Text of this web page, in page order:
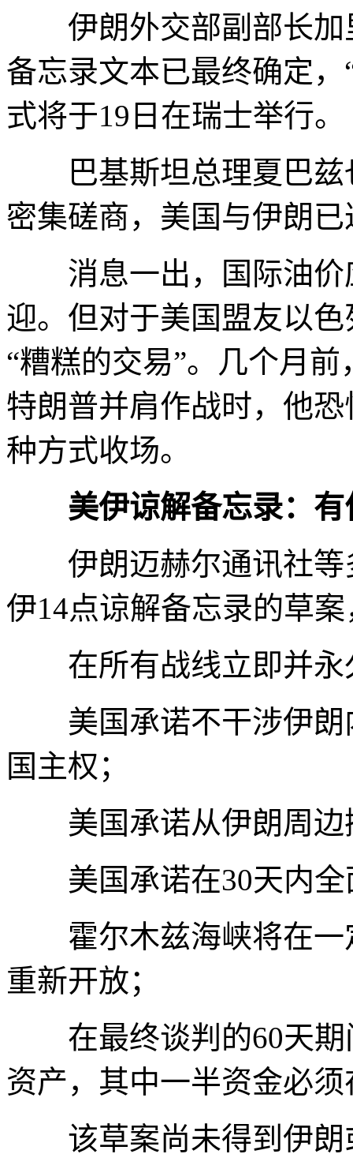
伊朗外交部副部长加
备忘录文本已最终确定
式将于19日在瑞士举行。
巴基斯坦总理夏巴兹
密集磋商，美国与伊朗
消息一出，国际油价
迎。但对于美国盟友以
“糟糕的交易”。几个月
特朗普并肩作战时，他
种方式收场。
美伊谅解备忘录：
伊朗迈赫尔通讯社等
伊14点谅解备忘录的草
在所有战线立即并永
美国承诺不干涉伊朗
国主权；
美国承诺从伊朗周边
美国承诺在30天内全
霍尔木兹海峡将在一
重新开放；
在最终谈判的60天期
资产，其中一半资金必
该草案尚未得到伊朗